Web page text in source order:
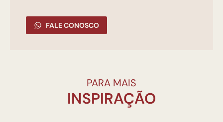
FALE CONOSCO
PARA MAIS
INSPIRAÇÃO